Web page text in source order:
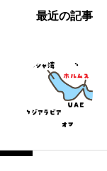
最近の記事